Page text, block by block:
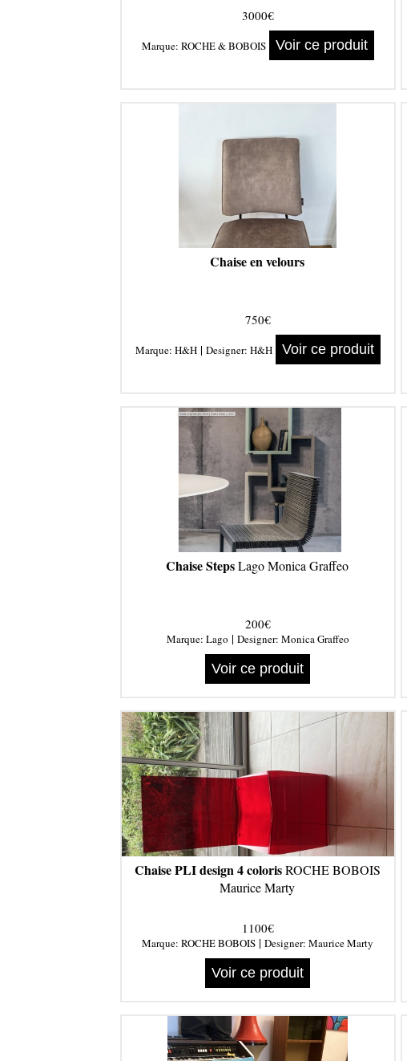
3000€
Marque: ROCHE & BOBOIS Voir ce produit
Chaise en velours
750€
Marque: H&H| Designer: H&H Voir ce produit
Chaise StepsLago Monica Graffeo
200€
Marque: Lago | Designer: Monica Graffeo
Voir ce produit
Chaise PLI design 4 colorisROCHE BOBOIS
Maurice Marty
1100€
Marque: ROCHE BOBOIS | Designer: Maurice Marty
Voir ce produit